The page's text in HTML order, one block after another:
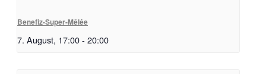
Benefiz-Super-Mêlée
7. August, 17:00- 20:00